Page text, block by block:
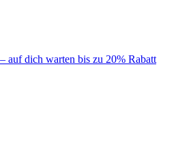
auf dich warten bis zu 20% Rabatt